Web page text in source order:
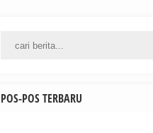
POS-POS TERBARU